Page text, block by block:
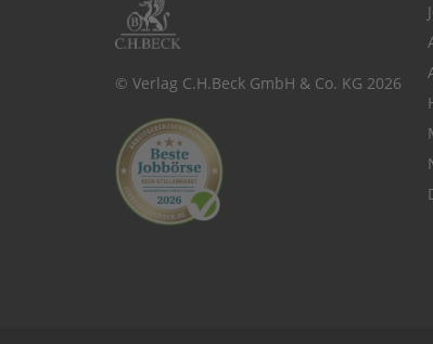
© Verlag C.H.Beck GmbH & Co. KG 2026